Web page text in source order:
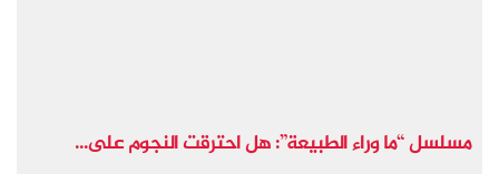
مسلسل “ما وراء الطبيعة”: هل احترقت النجوم على...